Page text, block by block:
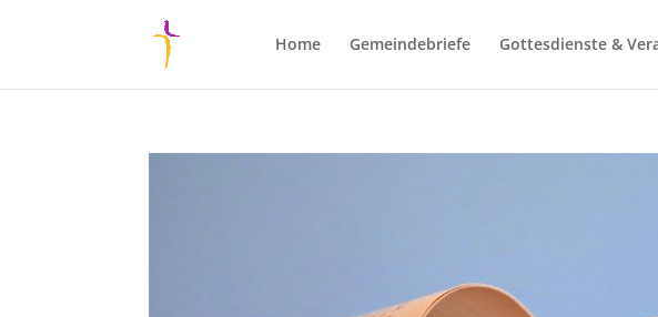
Home Gemeindebriefe Gottesdienste &